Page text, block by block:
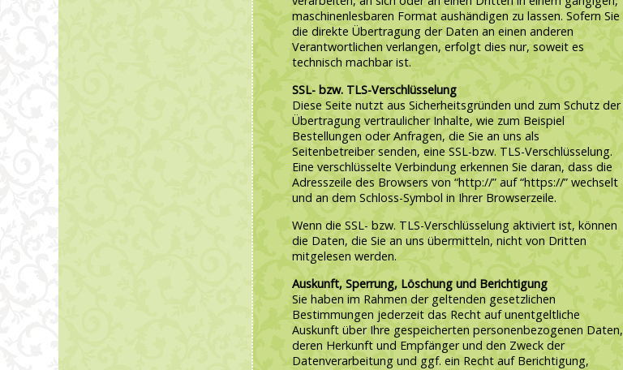
maschinenlesbaren Format aushändigen zu lassen. Sofern Sie
die direkte Übertragung der Daten an einen anderen
Verantwortlichen verlangen, erfolgt dies nur, soweit es
technisch machbar ist.
SSL- bzw. TLS-Verschlüsselung
Diese Seite nutzt aus Sicherheitsgründen und zum Schutz der
Übertragung vertraulicher Inhalte, wie zum Beispiel
Bestellungen oder Anfragen, die Sie an uns als
Seitenbetreiber senden, eine SSL-bzw. TLS-Verschlüsselung.
Eine verschlüsselte Verbindung erkennen Sie daran, dass die
Adresszeile des Browsers von “http://” auf “https://” wechselt
und an dem Schloss-Symbol in Ihrer Browserzeile.
Wenn die SSL- bzw. TLS-Verschlüsselung aktiviert ist, können
die Daten, die Sie an uns übermitteln, nicht von Dritten
mitgelesen werden.
Auskunft, Sperrung, Löschung und Berichtigung
Sie haben im Rahmen der geltenden gesetzlichen
Bestimmungen jederzeit das Recht auf unentgeltliche
Auskunft über Ihre gespeicherten personenbezogenen Daten,
deren Herkunft und Empfänger und den Zweck der
Datenverarbeitung und ggf. ein Recht auf Berichtigung,